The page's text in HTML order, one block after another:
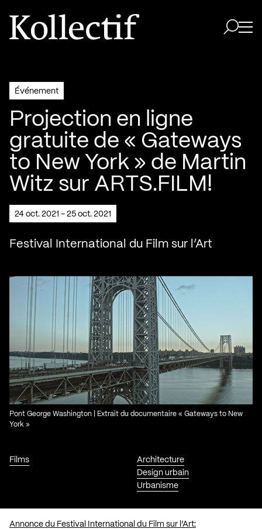
Aller à la page d'accueil
Logo Kollectif
Événement
Projection en ligne
gratuite de « Gateways
to New York » de Martin
Witz sur ARTS.FILM!
24 oct. 2021 - 25 oct. 2021
Festival International du Film sur l’Art
Films
Architecture
Design urbain
Urbanisme
Pont George Washington | Extrait du documentaire « Gateways to New
York »
Annonce du Festival International du Film sur l’Art: